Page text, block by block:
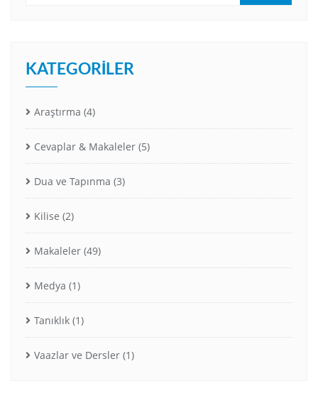
KATEGORILER
Araştırma (4)
Cevaplar & Makaleler (5)
Dua ve Tapınma (3)
Kilise (2)
Makaleler (49)
Medya (1)
Tanıklık (1)
Vaazlar ve Dersler (1)